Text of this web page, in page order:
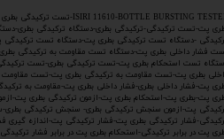
پت-تست ترکیدگی-ترکیدگی بطری-دستگاه ترکیدگی بطری-
-دستگاه تست ترکیدگی بطری پت-دستگاه تست ترکیدگی
فشار داخلی بطری پت-دستگاه تست مقاومت به ترکیدگی
تست استحکام بطری پت-تست ترکیدگی بطری-تست
بطری پت-تست مقاومت به ترکیدگی بطری پت-تست مقاومت
پت-فشار داخلی بطری-فشار داخلی بطری پت-مقاومت به
پت-بطری پت-استحکام بطری پت-ازمون ترکیدگی بطری پت-
پت-ازمون سنجش ترکیدگی بطری- سنجش ترکیدگی بطری-
فشار ترکیدگی بطری پت-فشار ترکیدگی پت-اندازه گیری
پت در برابر ترکیدگی-استحکام بطری پت در برابر فشار ترکیدگی